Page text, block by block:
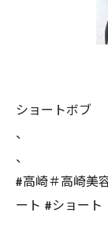
ショートボブ
、
、
#高崎＃高崎美
ート #ショート